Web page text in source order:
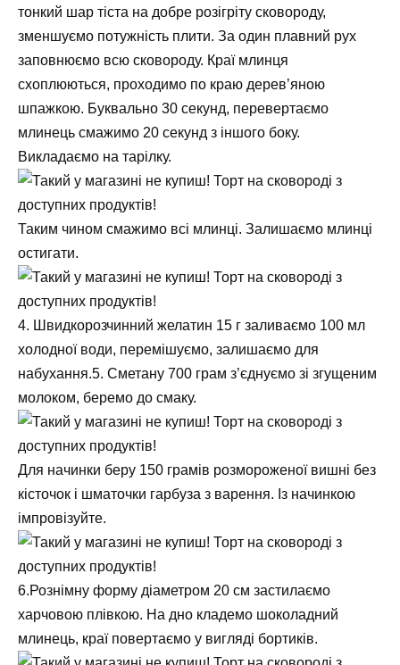
тонкий шар тіста на добре розігріту сковороду,
зменшуємо потужність плити. За один плавний рух
заповнюємо всю сковороду. Краї млинця
схоплюються, проходимо по краю дерев’яною
шпажкою. Буквально 30 секунд, перевертаємо
млинець смажимо 20 секунд з іншого боку.
Викладаємо на тарілку.
Таким чином смажимо всі млинці. Залишаємо млинці
остигати.
4. Швидкорозчинний желатин 15 г заливаємо 100 мл
холодної води, перемішуємо, залишаємо для
набухання.5. Сметану 700 грам з’єднуємо зі згущеним
молоком, беремо до смаку.
Для начинки беру 150 грамів розмороженої вишні без
кісточок і шматочки гарбуза з варення. Із начинкою
імпровізуйте.
6.Рознімну форму діаметром 20 см застилаємо
харчовою плівкою. На дно кладемо шоколадний
млинець, краї повертаємо у вигляді бортиків.